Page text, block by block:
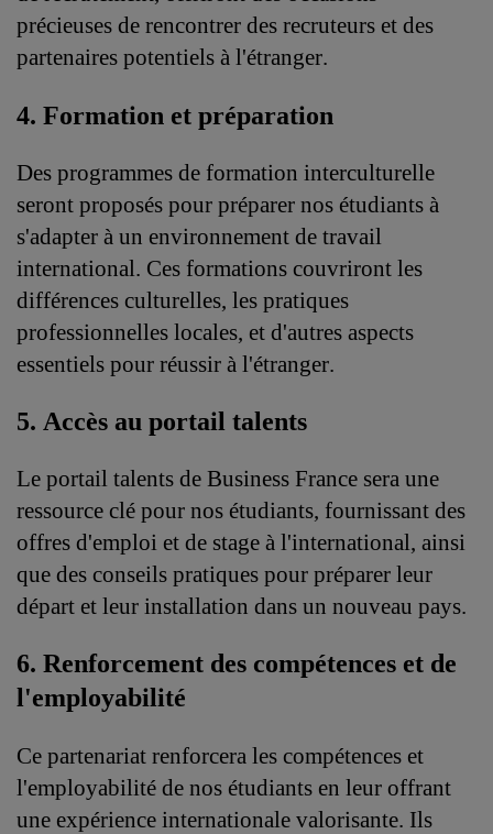
précieuses de rencontrer des recruteurs et des
partenaires potentiels à l'étranger.
4. Formation et préparation
Des programmes de formation interculturelle
seront proposés pour préparer nos étudiants à
s'adapter à un environnement de travail
international. Ces formations couvriront les
différences culturelles, les pratiques
professionnelles locales, et d'autres aspects
essentiels pour réussir à l'étranger.
5. Accès au portail talents
Le portail talents de Business France sera une
ressource clé pour nos étudiants, fournissant des
offres d'emploi et de stage à l'international, ainsi
que des conseils pratiques pour préparer leur
départ et leur installation dans un nouveau pays.
6. Renforcement des compétences et de
l'employabilité
Ce partenariat renforcera les compétences et
l'employabilité de nos étudiants en leur offrant
une expérience internationale valorisante. Ils